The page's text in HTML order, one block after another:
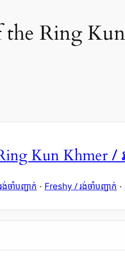
Ring
Kun Khmer /
ង់ចាំបញ្ជាក់ · Freshy / រង់ចាំបញ្ជាក់ ·